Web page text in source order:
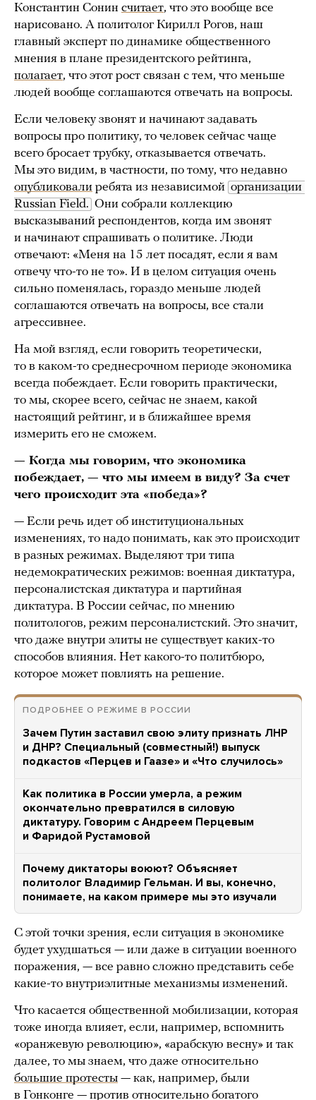
Константин Сонин считает, что это вообще все
нарисовано. А политолог Кирилл Рогов, наш
главный эксперт по динамике общественного
мнения в плане президентского рейтинга,
полагает, что этот рост связан с тем, что меньше
людей вообще соглашаются отвечать на вопросы.
Если человеку звонят и начинают задавать
вопросы про политику, то человек сейчас чаще
всего бросает трубку, отказывается отвечать.
Мы это видим, в частности, по тому, что недавно
опубликовали ребята из независимой организации
Russian Field. Они собрали коллекцию
высказываний респондентов, когда им звонят
и начинают спрашивать о политике. Люди
отвечают: «Меня на 15 лет посадят, если я вам
отвечу что-то не то». И в целом ситуация очень
сильно поменялась, гораздо меньше людей
соглашаются отвечать на вопросы, все стали
агрессивнее.
На мой взгляд, если говорить теоретически,
то в каком-то среднесрочном периоде экономика
всегда побеждает. Если говорить практически,
то мы, скорее всего, сейчас не знаем, какой
настоящий рейтинг, и в ближайшее время
измерить его не сможем.
— Когда мы говорим, что экономика
побеждает, — что мы имеем в виду? За счет
чего происходит эта «победа»?
— Если речь идет об институциональных
изменениях, то надо понимать, как это происходит
в разных режимах. Выделяют три типа
недемократических режимов: военная диктатура,
персоналистская диктатура и партийная
диктатура. В России сейчас, по мнению
политологов, режим персоналистский. Это значит,
что даже внутри элиты не существует каких-то
способов влияния. Нет какого-то политбюро,
которое может повлиять на решение.
ПОДРОБНЕЕ О РЕЖИМЕ В РОССИИ
Зачем Путин заставил свою элиту признать ЛНР
и ДНР? Специальный (совместный!) выпуск
подкастов «Перцев и Гаазе» и «Что случилось»
Как политика в России умерла, а режим
окончательно превратился в силовую
диктатуру. Говорим с Андреем Перцевым
и Фаридой Рустамовой
Почему диктаторы воюют? Объясняет
политолог Владимир Гельман. И вы, конечно,
понимаете, на каком примере мы это изучали
С этой точки зрения, если ситуация в экономике
будет ухудшаться — или даже в ситуации военного
поражения, — все равно сложно представить себе
какие-то внутриэлитные механизмы изменений.
Что касается общественной мобилизации, которая
тоже иногда влияет, если, например, вспомнить
«оранжевую революцию», «арабскую весну» и так
далее, то мы знаем, что даже относительно
большие протесты — как, например, были
в Гонконге — против относительно богатого